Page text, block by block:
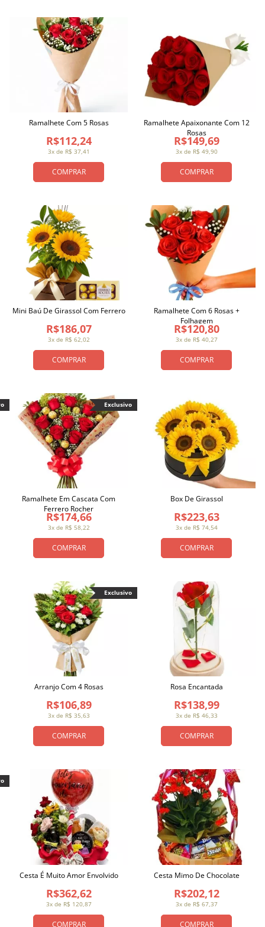
COMPRAR
3x de R$ 37,41
R$112,24
Ramalhete Com 5 Rosas
COMPRAR
3x de R$ 49,90
R$149,69
Ramalhete Apaixonante Com 12
Rosas
COMPRAR
3x de R$ 62,02
R$186,07
Mini Baú De Girassol Com Ferrero
COMPRAR
3x de R$ 40,27
R$120,80
Ramalhete Com 6 Rosas +
Folhagem
COMPRAR
3x de R$ 58,22
R$174,66
Ramalhete Em Cascata Com
Ferrero Rocher
Exclusivo
COMPRAR
3x de R$ 74,54
R$223,63
Box De Girassol
COMPRAR
3x de R$ 35,63
R$106,89
Arranjo Com 4 Rosas
Exclusivo
COMPRAR
3x de R$ 46,33
R$138,99
Rosa Encantada
COMPRAR
3x de R$ 120,87
R$362,62
Cesta É Muito Amor Envolvido
COMPRAR
3x de R$ 67,37
R$202,12
Cesta Mimo De Chocolate